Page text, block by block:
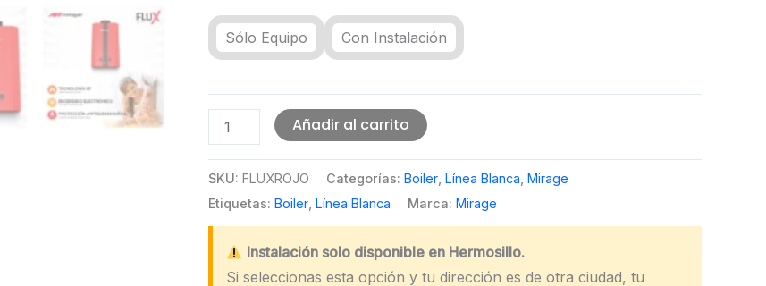
Sólo Equipo Con Instalación
Calentador
de
Agua
FLUX
Mirage
Añadir al carrito
SKU: FLUXROJO Categorías: Boiler Línea Blanca Mirage
Etiquetas: Boiler Línea Blanca Marca: Mirage
Instalación solo disponible en Hermosillo.
Si seleccionas esta opción y tu dirección es de otra ciudad, tu